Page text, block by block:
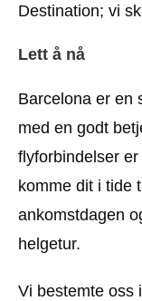
Destination; vi
Lett å nå
Barcelona er en
med en godt
flyforbindelser
komme dit i tide
ankomstdagen
helgetur.
Vi bestemte oss